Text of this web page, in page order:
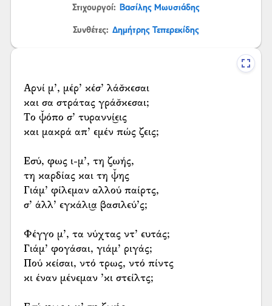
Στιχουργοί: Βασίλης Μωυσιάδης
Συνθέτες: Δημήτρης Τεπερεκίδης
Αρνί μ’, μέρ’ κέσ’ λάσ̌κεσαι
και σα στράτας γράσ̌κεσαι;
Το ψ̌όπο σ’ τυραννί͜εις
και μακρά απ’ εμέν πώς ζεις;
Εσύ, φως ι-μ’, τη ζωής,
τη καρδίας και τη ψ̌ης
Γιάμ’ φίλεμαν αλλού παίρτς,
σ’ άλλ’ εγκάλι͜α βασιλεύ’ς;
Φέγγο μ’, τα νύχτας ντ’ ευτάς;
Γιάμ’ φογάσαι, γιάμ’ ριγάς;
Πού κείσαι, ντό τρως, ντό πίντς
κι έναν μένεμαν ’κι στείλτς;